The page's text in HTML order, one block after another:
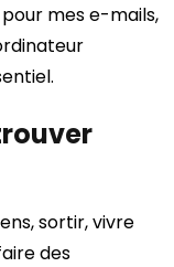
mes e-mails,
sortir, vivre
des